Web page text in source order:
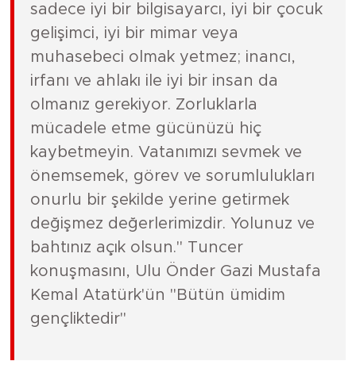
sadece iyi bir bilgisayarcı, iyi bir çocuk
gelişimci, iyi bir mimar veya
muhasebeci olmak yetmez; inancı,
irfanı ve ahlakı ile iyi bir insan da
olmanız gerekiyor. Zorluklarla
mücadele etme gücünüzü hiç
kaybetmeyin. Vatanımızı sevmek ve
önemsemek, görev ve sorumlulukları
onurlu bir şekilde yerine getirmek
değişmez değerlerimizdir. Yolunuz ve
bahtınız açık olsun." Tuncer
konuşmasını, Ulu Önder Gazi Mustafa
Kemal Atatürk'ün "Bütün ümidim
gençliktedir"